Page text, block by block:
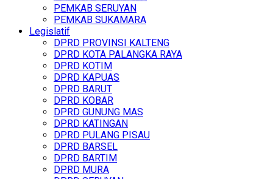
PEMKAB SERUYAN
PEMKAB SUKAMARA
Legislatif
DPRD PROVINSI KALTENG
DPRD KOTA PALANGKA RAYA
DPRD KOTIM
DPRD KAPUAS
DPRD BARUT
DPRD KOBAR
DPRD GUNUNG MAS
DPRD KATINGAN
DPRD PULANG PISAU
DPRD BARSEL
DPRD BARTIM
DPRD MURA